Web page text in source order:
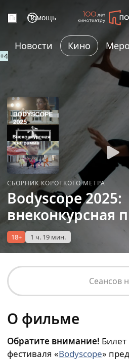
Помощь
Новости Кино
+4
СБОРНИК КОРОТКОГО МЕТРА
Bodyscope 2025:
внеконкурсная
18+ 1 ч. 19 мин.
Сеансов
О фильме
Обратите внимание!
фестиваля «Bodyscope»